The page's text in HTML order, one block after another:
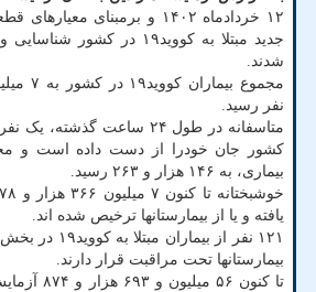
شدند.
نفر رسید.
کشور جان خودرا از دست داده است و
بیماری، به ۱۴۶ هزار و ۲۶۳ رسید.
یافته و یا از بیمارستانها ترخیص شده اند.
۱۲۱ نفر از
بیمارستانها تحت مراقبت قرار دارند.